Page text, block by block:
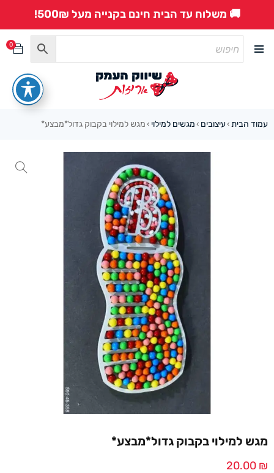
🚚 משלוח עד הבית חינם בקנייה מעל 500₪!
0
עמוד הבית ›עיצובים › מגשים למילוי › מגש למילוי בקבוק גדול*מבצע*
מגש למילוי בקבוק גדול*מבצע*
20.00 ₪